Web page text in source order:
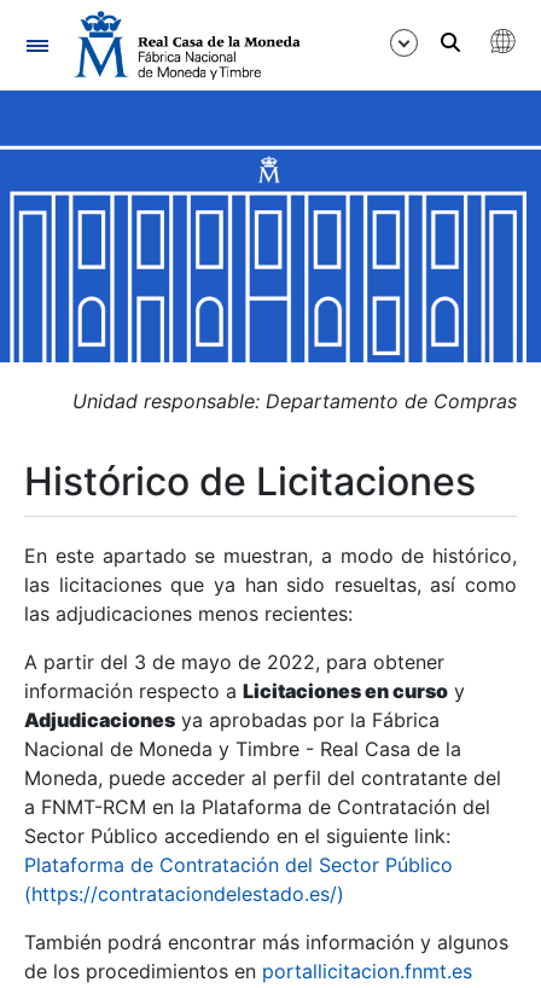
Navegación
Mostrar/Ocultar
Mostrar/Ocultar
Mostrar/Ocultar
Mostrar/Ocultar
Mostrar/Ocultar
Mostrar/Ocultar
Unidad responsable: Departamento de Compras
Histórico de Licitaciones
En este apartado se muestran, a modo de histórico,
las licitaciones que ya han sido resueltas, así como
las adjudicaciones menos recientes:
A partir del 3 de mayo de 2022, para obtener
información respecto a Licitaciones en curso y
Adjudicaciones ya aprobadas por la Fábrica
Nacional de Moneda y Timbre - Real Casa de la
Moneda, puede acceder al perfil del contratante del
a FNMT-RCM en la Plataforma de Contratación del
Sector Público accediendo en el siguiente link:
Plataforma de Contratación del Sector Público
(https://contrataciondelestado.es/)
También podrá encontrar más información y algunos
de los procedimientos en portallicitacion.fnmt.es